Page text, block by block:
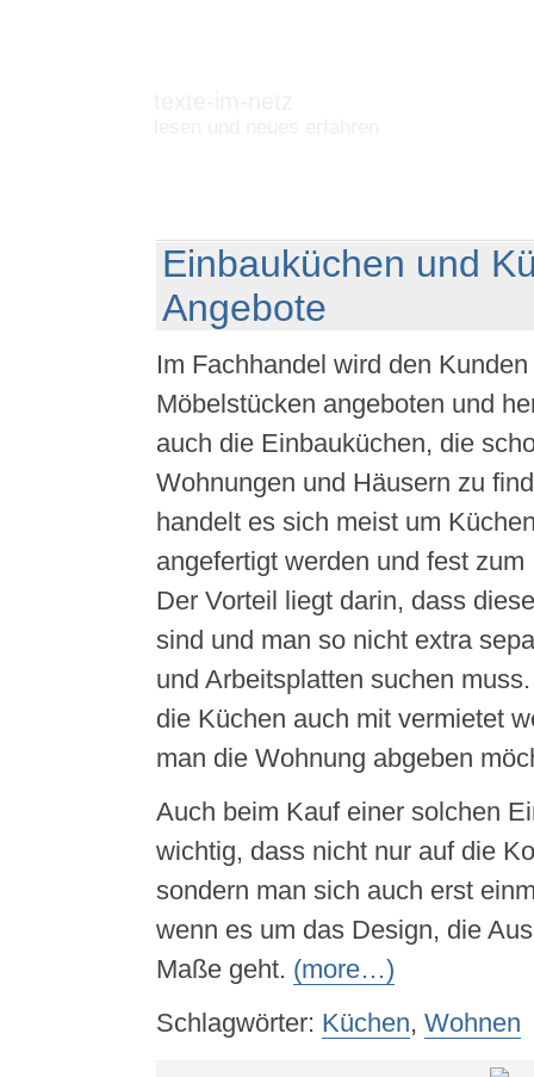
Einbauküchen und
Angebote
Im Fachhandel wird den
Möbelstücken angeboten und
auch die Einbauküchen, die
Wohnungen und Häusern zu
handelt es sich meist um
angefertigt werden und fest
Der Vorteil liegt darin, dass
sind und man so nicht extra
und Arbeitsplatten suchen
die Küchen auch mit vermietet
man die Wohnung abgeben
Auch beim Kauf einer solchen
wichtig, dass nicht nur auf die
sondern man sich auch erst
wenn es um das Design, die
Maße geht. (more…)
Schlagwörter: Küchen, Wohnen